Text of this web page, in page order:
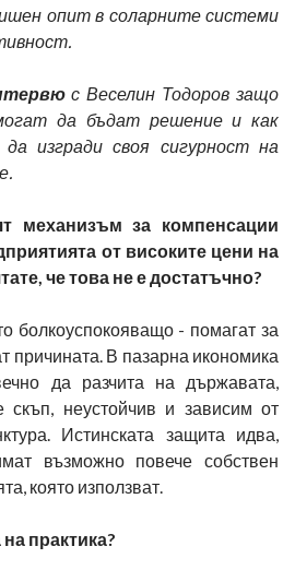
опит в соларните системи
с Веселин Тодоров защо
да бъдат решение и как
изгради своя сигурност на
механизъм за компенсации
от високите цени на
че това не е достатъчно?
болкоуспокояващо - помагат за
причината. В пазарна икономика
да разчита на държавата,
неустойчив и зависим от
Истинската защита идва,
възможно повече собствен
която използват.
практика?